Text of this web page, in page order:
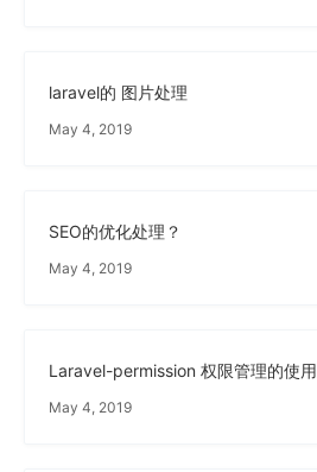
laravel的 图片处理
May 4, 2019
SEO的优化处理？
May 4, 2019
Laravel-permission 权限管理的使用
May 4, 2019